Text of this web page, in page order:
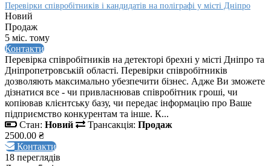
Перевірки співробітників і кандидатів на поліграфі у місті Дніпро
Новий
Продаж
5 міс. тому
Контакти
Перевірка співробітників на детекторі брехні у місті Дніпро та
Дніпропетровській області. Перевірки співробітників
дозволяють максимально убезпечити бізнес. Адже Ви зможете
дізнатися все - чи привласнював співробітник гроші, чи
копіював клієнтську базу, чи передає інформацію про Ваше
підприємство конкурентам та інше. К...
Стан: Новий Трансакція: Продаж
2500.00 ₴
Контакти
18 переглядів